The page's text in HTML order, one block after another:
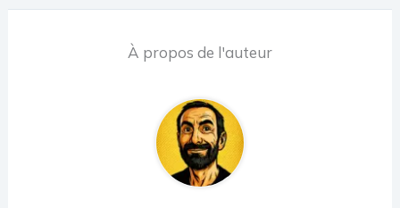
À propos de l'auteur